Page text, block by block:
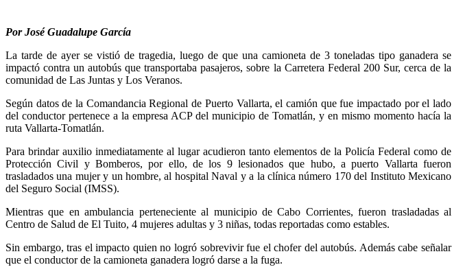
Por José Guadalupe García
La tarde de ayer se vistió de tragedia, luego de que una camioneta de 3 toneladas tipo ganadera se
impactó contra un autobús que transportaba pasajeros, sobre la Carretera Federal 200 Sur, cerca de la
comunidad de Las Juntas y Los Veranos.
Según datos de la Comandancia Regional de Puerto Vallarta, el camión que fue impactado por el lado
del conductor pertenece a la empresa ACP del municipio de Tomatlán, y en mismo momento hacía la
ruta Vallarta-Tomatlán.
Para brindar auxilio inmediatamente al lugar acudieron tanto elementos de la Policía Federal como de
Protección Civil y Bomberos, por ello, de los 9 lesionados que hubo, a puerto Vallarta fueron
trasladados una mujer y un hombre, al hospital Naval y a la clínica número 170 del Instituto Mexicano
del Seguro Social (IMSS).
Mientras que en ambulancia perteneciente al municipio de Cabo Corrientes, fueron trasladadas al
Centro de Salud de El Tuito, 4 mujeres adultas y 3 niñas, todas reportadas como estables.
Sin embargo, tras el impacto quien no logró sobrevivir fue el chofer del autobús. Además cabe señalar
que el conductor de la camioneta ganadera logró darse a la fuga.